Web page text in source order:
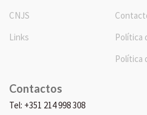
CNJS
Links
Política
Política
Contactos
Tel: +351 214 998 308